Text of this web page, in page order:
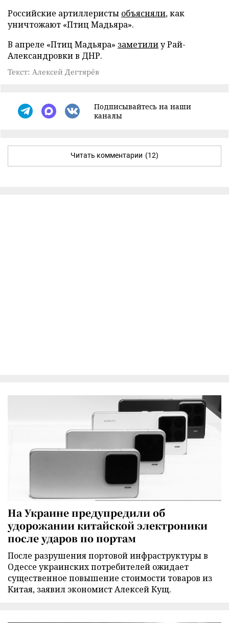
Российские артиллеристы объясняли, как
уничтожают «Птиц Мадьяра».
В апреле «Птиц Мадьяра» заметилиу Рай-
Александровки в ДНР.
Текст: Алексей Дегтярёв
Подписывайтесь на наши
каналы
Читать комментарии (12)
На Украине предупредили об
удорожании китайской электроники
после ударов по портам
После разрушения портовой инфраструктуры в
Одессе украинских потребителей ожидает
существенное повышение стоимости товаров из
Китая, заявил экономист Алексей Кущ.